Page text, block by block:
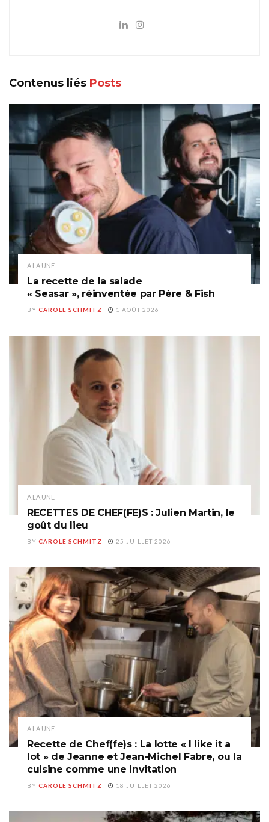
Contenus liés Posts
A LA UNE
La recette de la salade
« Seasar », réinventée par Père & Fish
BY CAROLE SCHMITZ 1 AOÛT 2026
A LA UNE
RECETTES DE CHEF(FE)S : Julien Martin, le
goût du lieu
BY CAROLE SCHMITZ 25 JUILLET 2026
A LA UNE
Recette de Chef(fe)s : La lotte « I like it a
lot » de Jeanne et Jean-Michel Fabre, ou la
cuisine comme une invitation
BY CAROLE SCHMITZ 18 JUILLET 2026